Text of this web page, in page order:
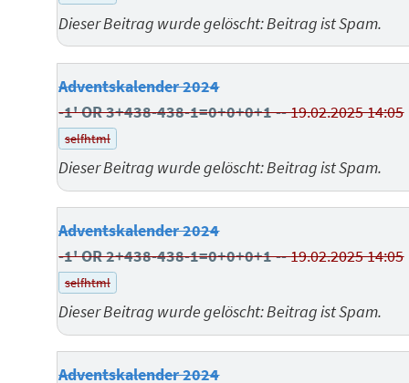
Dieser Beitrag wurde gelöscht: Beitrag ist Spam.
Adventskalender 2024
-1' OR 3+438-438-1=0+0+0+1 --19.02.2025 14:05
selfhtml
Dieser Beitrag wurde gelöscht: Beitrag ist Spam.
Adventskalender 2024
-1' OR 2+438-438-1=0+0+0+1 --19.02.2025 14:05
selfhtml
Dieser Beitrag wurde gelöscht: Beitrag ist Spam.
Adventskalender 2024